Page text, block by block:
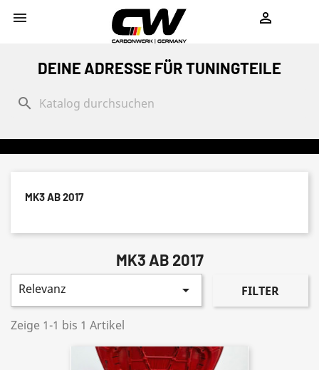
 
DEINE ADRESSE FÜR TUNINGTEILE
search
MK3 AB 2017
MK3 AB 2017
Relevanz  FILTER
Zeige 1-1 bis 1 Artikel